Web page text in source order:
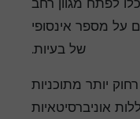
מספר אינסופי
של בעיות.
יותר מתוכניות
אוניברסיטאיות